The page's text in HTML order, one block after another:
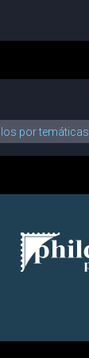
por temáticas